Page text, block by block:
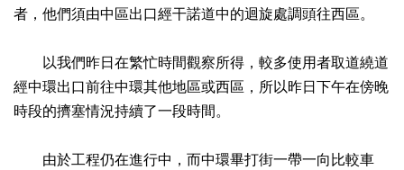
者，他們須由中區出口經干諾道中的迴旋處調頭往西區。
以我們昨日在繁忙時間觀察所得，較多使用者取道繞道
經中環出口前往中環其他地區或西區，所以昨日下午在傍晚
時段的擠塞情況持續了一段時間。
由於工程仍在進行中，而中環畢打街一帶一向比較車